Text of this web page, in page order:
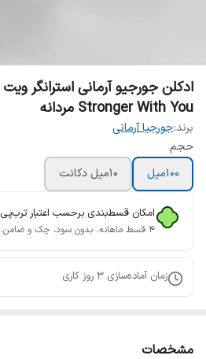
Stronger With You مردانه
برند:جورجیا آرمانی
حجم
100میل
10میل دکانت
امکان قسط‌بندی برحسب اعتبار ترب‌پی
۴ قسط ماهانه. بدون سود، چک و ضامن.
زمان آماده‌سازی 3 روز کاری
مشخصات